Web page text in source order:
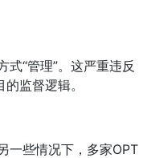
“管理”。这严重违反
监督逻辑。
些情况下，多家OPT